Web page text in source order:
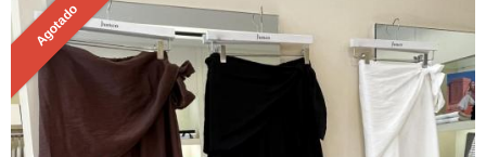
Agotado